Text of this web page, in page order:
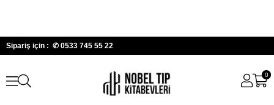
Sipariş için : ✆ 0533 745 55 22
0